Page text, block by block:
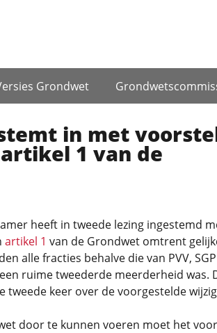
Grondwet
in met
1 van de
heeft in tweede lezing ingestemd
artikel 1 van de Grondwet omtrent
alle fracties behalve die van PVV,
ruime tweederde meerderheid was.
tweede keer over de voorgestelde
door te kunnen voeren moet het